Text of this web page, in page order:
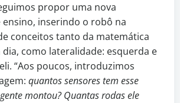
propor uma nova
inserindo o robô na
conceitos tanto da matemática
como lateralidade: esquerda e
“Aos poucos, introduzimos
quantos sensores tem esse
montou? Quantas rodas ele